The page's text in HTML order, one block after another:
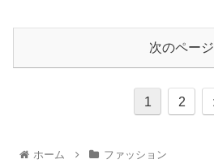
次のページ
1 2
ホーム ファッション